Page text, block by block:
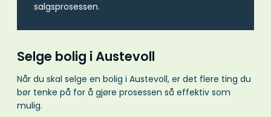
salgsprosessen.
Selge bolig i Austevoll
Når du skal selge en bolig i Austevoll, er det flere ting du
bør tenke på for å gjøre prosessen så effektiv som
mulig.